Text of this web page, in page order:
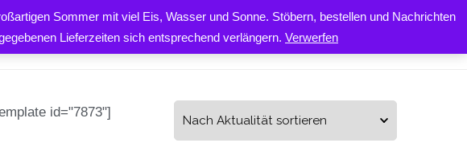
Sommer mit viel Eis, Wasser und Sonne. Stöbern, bestellen und Nachrichten
Lieferzeiten sich entsprechend verlängern. Verwerfen
KONTAKT
id="7873"]